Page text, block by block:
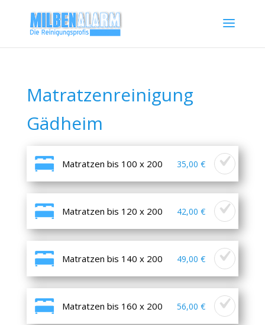
Matratzenreinigung
Gädheim
Matratzen bis 100 x 200 35,00 €
Matratzen bis 120 x 200 42,00 €
Matratzen bis 140 x 200 49,00 €
Matratzen bis 160 x 200 56,00 €